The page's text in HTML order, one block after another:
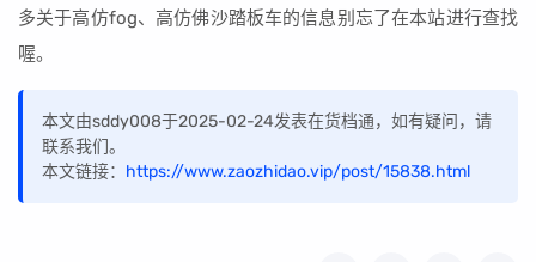
多关于高仿fog、高仿佛沙踏板车的信息别忘了在本站进行查找
喔。
本文由sddy008于2025-02-24发表在货档通，如有疑问，请
联系我们。
本文链接： https://www.zaozhidao.vip/post/15838.html